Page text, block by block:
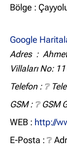
Bölge :
Google
Adres :
Villaları No:
Telefon : ❔
GSM : ❔ GSM
WEB : http://
E-Posta : ❔